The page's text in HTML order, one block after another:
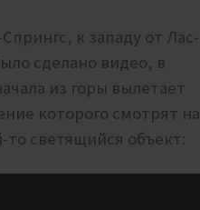
к западу от Лас-
сделано видео, в
из горы вылетает
которого смотрят на
то светящийся объект: